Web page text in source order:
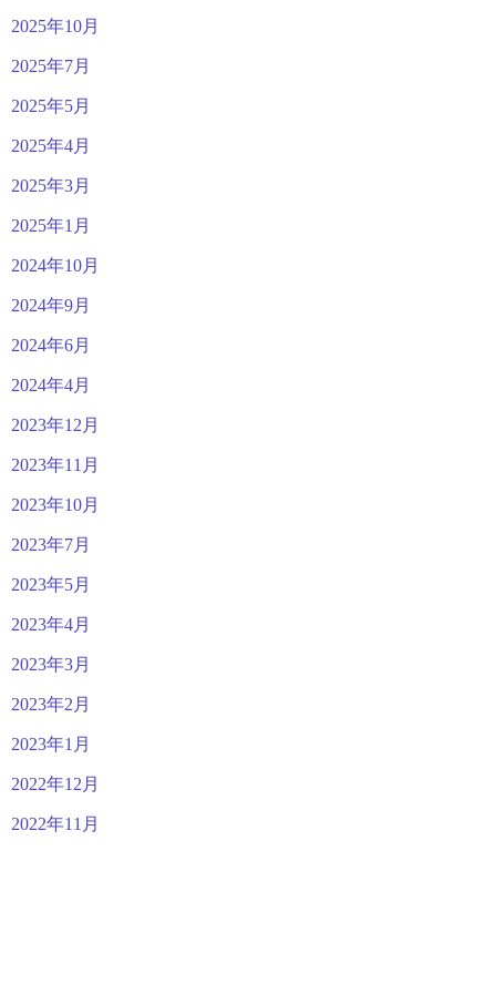
2025年10月
2025年7月
2025年5月
2025年4月
2025年3月
2025年1月
2024年10月
2024年9月
2024年6月
2024年4月
2023年12月
2023年11月
2023年10月
2023年7月
2023年5月
2023年4月
2023年3月
2023年2月
2023年1月
2022年12月
2022年11月